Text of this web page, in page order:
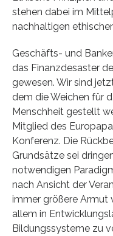
stehen dabei im
nachhaltigen
Geschäfts- und
das Finanzdesaster
gewesen. Wir sind
dem die Weichen für
Menschheit gestellt
Mitglied des
Konferenz. Die
Grundsätze sei
notwendigen
nach Ansicht der
immer größere Armut
allem in
Bildungssysteme zu